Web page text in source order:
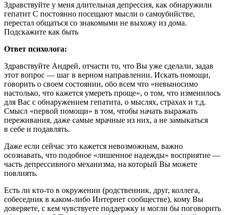
Здравствуйте у меня длительная депрессия, как обнаружили
гепатит С постоянно посещают мысли о самоубийстве,
перестал общаться со знакомыми не выхожу из дома.
Подскажите как быть
Ответ психолога:
Здравствуйте Андрей, отчасти то, что Вы уже сделали, задав
этот вопрос — шаг в верном направлении. Искать помощи,
говорить о своем состоянии, обо всем что «невыносимо
настолько, что кажется умереть проще», о том, что изменилось
для Вас с обнаружением гепатита, о мыслях, страхах и т.д.
Смысл «первой помощи» в том, чтобы начать выражать
переживания, даже самые мрачные из них, а не замыкаться
в себе и подавлять.
Даже если сейчас это кажется невозможным, важно
осознавать, что подобное «лишенное надежды» восприятие —
часть депрессивного механизма, на который Вы можете
повлиять.
Есть ли кто-то в окружении (родственник, друг, коллега,
собеседник в каком-либо Интернет сообществе), кому Вы
доверяете, с кем чувствуете поддержку и могли бы поговорить